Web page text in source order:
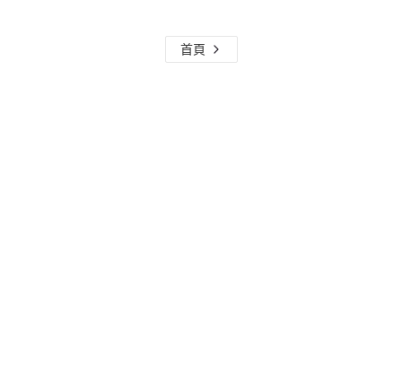
首頁